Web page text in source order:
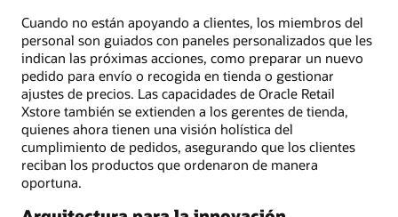
Cuando no están apoyando a clientes, los miembros del
personal son guiados con paneles personalizados que les
indican las próximas acciones, como preparar un nuevo
pedido para envío o recogida en tienda o gestionar
ajustes de precios. Las capacidades de Oracle Retail
Xstore también se extienden a los gerentes de tienda,
quienes ahora tienen una visión holística del
cumplimiento de pedidos, asegurando que los clientes
reciban los productos que ordenaron de manera
oportuna.